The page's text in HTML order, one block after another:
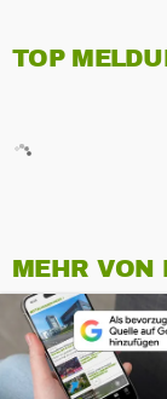
TOP
MEHR VON